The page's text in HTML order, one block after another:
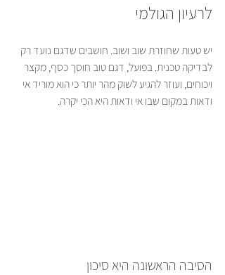
לרעיון הגולמי
יש טעות שחוזרת שוב ושוב. חושבים שדגם נועד רק
לבדיקה טכנית. בפועל, דגם טוב חוסך כסף, מקצר
ויכוחים, ועוזר להגיע לשוק מהר יותר כי הוא מוריד אי
ודאות במקום שבו אי ודאות היא הכי יקרה.
הסיבה הראשונה היא סיכון